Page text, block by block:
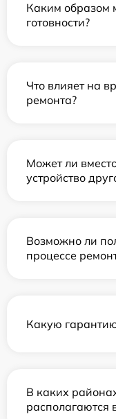
Каким образом
готовности?
Что влияет на
ремонта?
Может ли
устройство
Возможно ли
процессе
Какую
В каких
располагаются